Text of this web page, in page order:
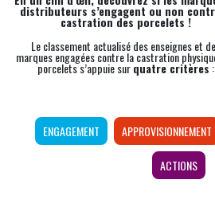
confiance des produits respectueux du
Merci pour l’attention que vous porterez à
Cordialement,
distributeurs s’engagent ou non
castration des porcelets !
Le classement actualisé des enseignes et
marques engagées contre la castration
porcelets s’appuie surquatre critères :
ENGAGEMENT APPROVISIONNEMENT
ACTIONS